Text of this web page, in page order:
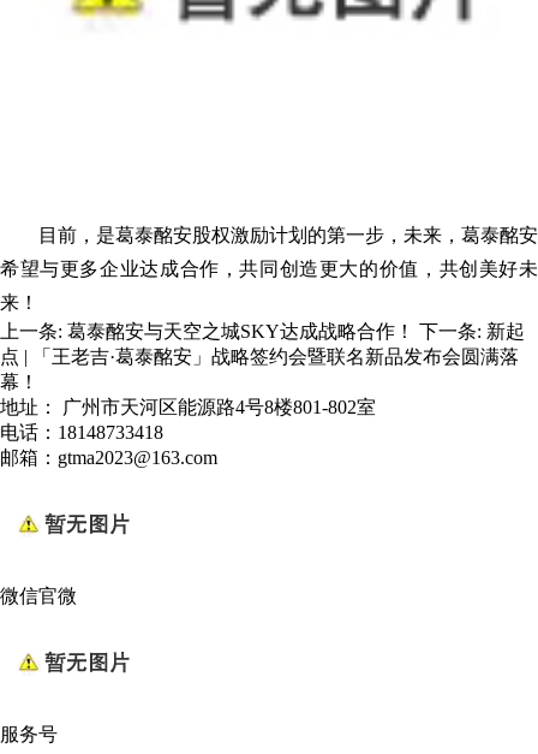
目前，是葛泰酩安股权激励计划的第一步，未来，葛泰酩安
希望与更多企业达成合作，共同创造更大的价值，共创美好未
来！
上一条: 葛泰酩安与天空之城SKY达成战略合作！ 下一条: 新起
点 | 「王老吉·葛泰酩安」战略签约会暨联名新品发布会圆满落
幕！
地址： 广州市天河区能源路4号8楼801-802室
电话：18148733418
邮箱：gtma2023@163.com
微信官微
服务号